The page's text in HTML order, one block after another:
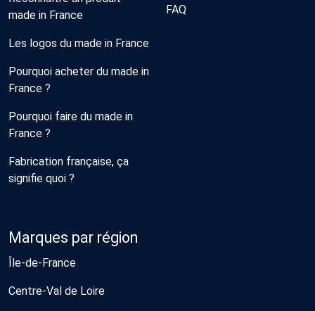
made in France
Les logos du made in France
Pourquoi acheter du made in
France ?
Pourquoi faire du made in
France ?
Fabrication française, ça
signifie quoi ?
FAQ
Marques par région
Île-de-France
Centre-Val de Loire